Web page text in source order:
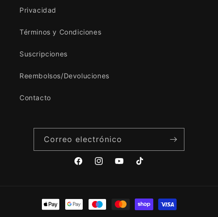
Privacidad
Términos y Condiciones
Suscripciones
Reembolsos/Devoluciones
Contacto
Correo electrónico
FacebookInstagramYouTubeTikTok
Formas
de